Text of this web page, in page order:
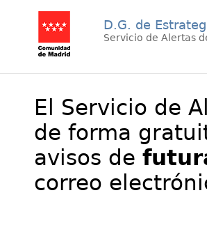
D.G. de
Servicio de Alertas
El Servicio de
de forma
avisos de
correo